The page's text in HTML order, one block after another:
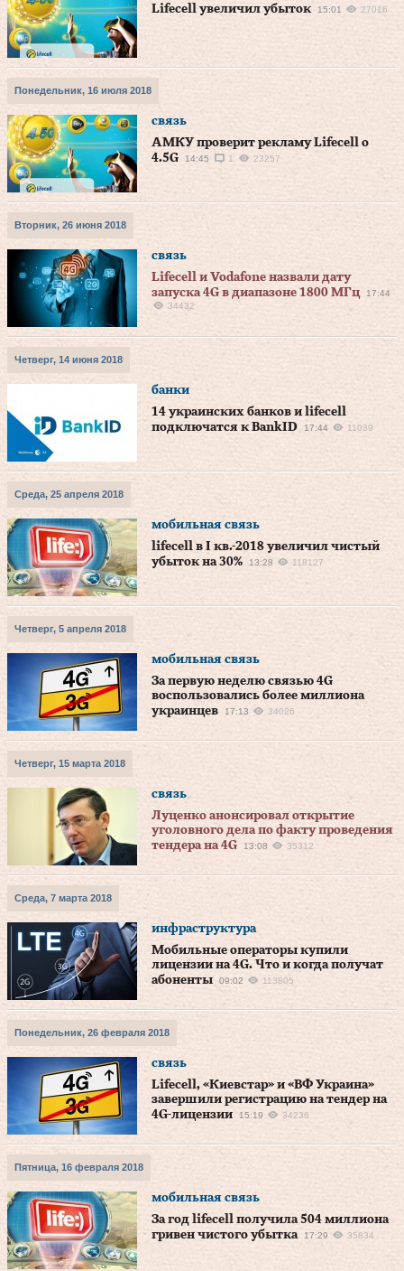
Lifecell увеличил убыток
15:01 27016
Понедельник, 16 июля 2018
связь
АМКУ проверит рекламу Lifecell o
4.5G
14:45 1 23257
Вторник, 26 июня 2018
связь
Lifecell и Vodafone назвали дату
запуска 4G в диапазоне 1800 МГц
17:44
34432
Четверг, 14 июня 2018
банки
14 украинских банков и lifecell
подключатся к BankID
17:44 11039
Среда, 25 апреля 2018
мобильная связь
lifecell в I кв.-2018 увеличил чистый
убыток на 30%
13:28 118127
Четверг, 5 апреля 2018
мобильная связь
За первую неделю связью 4G
воспользовались более миллиона
украинцев
17:13 34026
Четверг, 15 марта 2018
связь
Луценко анонсировал открытие
уголовного дела по факту проведения
тендера на 4G
13:08 35312
Среда, 7 марта 2018
инфраструктура
Мобильные операторы купили
лицензии на 4G. Что и когда получат
абоненты
09:02 113805
Понедельник, 26 февраля 2018
связь
Lifecell, «Киевстар» и «ВФ Украина»
завершили регистрацию на тендер на
4G-лицензии
15:19 34236
Пятница, 16 февраля 2018
мобильная связь
За год lifecell получила 504 миллиона
гривен чистого убытка
17:29 35834